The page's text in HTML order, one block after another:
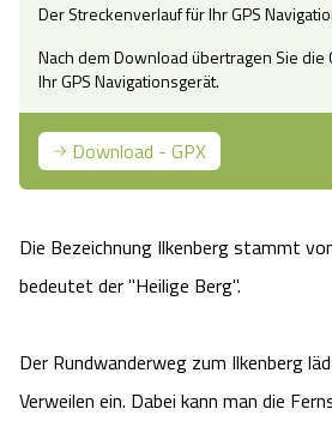
Camping
Urlaub auf dem
Urlaub mit Hund
Anreise
Kataloge
Regionale Küche
HeideSpezialitäten
Unterkünfte
Otter Zentrum
Wildpark Müden
Ralf Schumacher
Shopping Celle
Kulinarisches
Unterkünfte
Veranstaltungen &
Die Bezeichnung Ilkenberg stammt
bedeutet der "Heilige Berg".
Der Rundwanderweg zum Ilkenberg
Verweilen ein. Dabei kann man die
Der Streckenverlauf für Ihr GPS
Nach dem Download übertragen Sie die
Ihr GPS Navigationsgerät.
Download - GPX